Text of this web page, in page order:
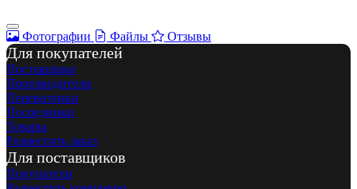
Фотографии Файлы Отзывы
Для покупателей
Поставщики
Производители
Перевозчики
Посредники
Товары
Разместить заказ
Для поставщиков
Покупатели